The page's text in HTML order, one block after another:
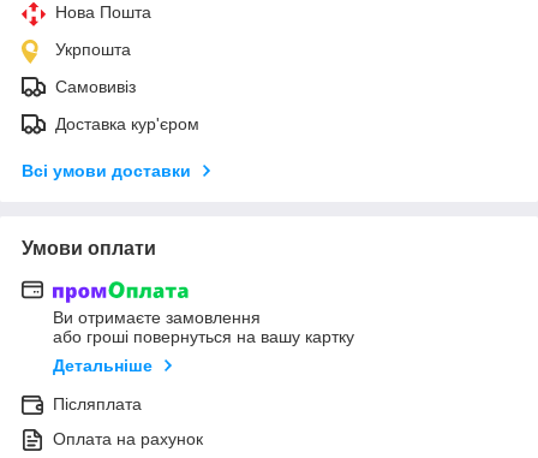
Нова Пошта
Укрпошта
Самовивіз
Доставка кур'єром
Всі умови доставки
Умови оплати
Ви отримаєте замовлення
або гроші повернуться на вашу картку
Детальніше
Післяплата
Оплата на рахунок